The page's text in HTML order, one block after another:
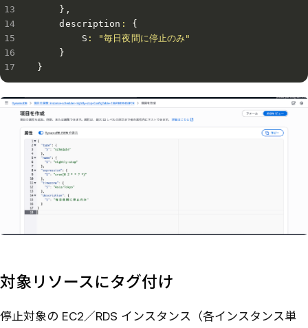
} ,
    description
:
{
        S
:
"毎日夜間に停止のみ"
}
}
対象リソースにタグ付け
停止対象の EC2／RDS インスタンス（各インスタンス単